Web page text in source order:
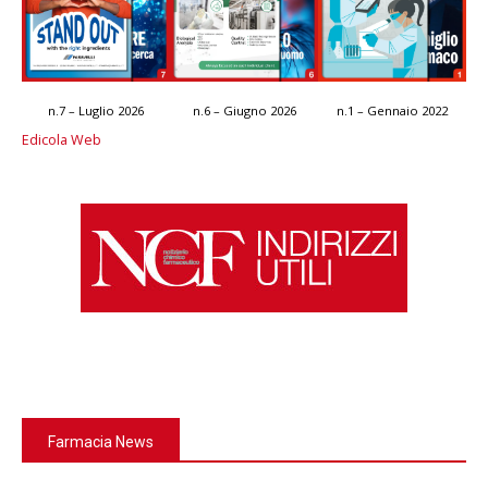
n.7 – Luglio 2026 n.6 – Giugno 2026 n.1 – Gennaio 2022
Edicola Web
Farmacia News